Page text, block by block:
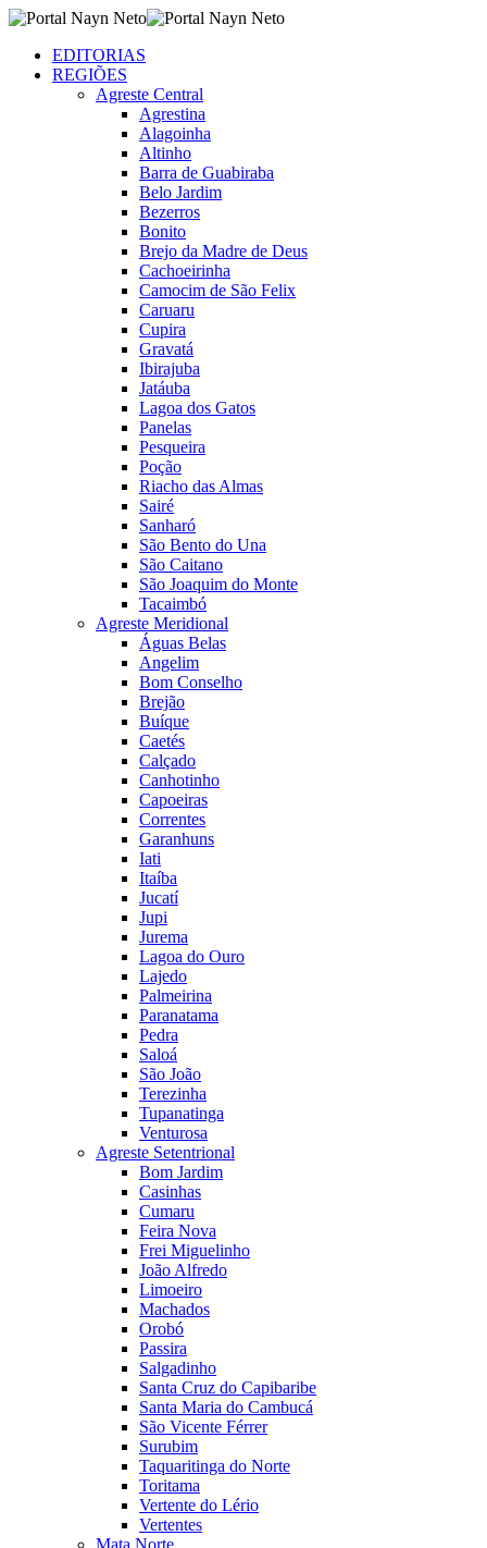
EDITORIAS
REGIÕES
Agreste Central
Agrestina
Alagoinha
Altinho
Barra de Guabiraba
Belo Jardim
Bezerros
Bonito
Brejo da Madre de Deus
Cachoeirinha
Camocim de São Felix
Caruaru
Cupira
Gravatá
Ibirajuba
Jatáuba
Lagoa dos Gatos
Panelas
Pesqueira
Poção
Riacho das Almas
Sairé
Sanharó
São Bento do Una
São Caitano
São Joaquim do Monte
Tacaimbó
Agreste Meridional
Águas Belas
Angelim
Bom Conselho
Brejão
Buíque
Caetés
Calçado
Canhotinho
Capoeiras
Correntes
Garanhuns
Iati
Itaíba
Jucatí
Jupi
Jurema
Lagoa do Ouro
Lajedo
Palmeirina
Paranatama
Pedra
Saloá
São João
Terezinha
Tupanatinga
Venturosa
Agreste Setentrional
Bom Jardim
Casinhas
Cumaru
Feira Nova
Frei Miguelinho
João Alfredo
Limoeiro
Machados
Orobó
Passira
Salgadinho
Santa Cruz do Capibaribe
Santa Maria do Cambucá
São Vicente Férrer
Surubim
Taquaritinga do Norte
Toritama
Vertente do Lério
Vertentes
Mata Norte